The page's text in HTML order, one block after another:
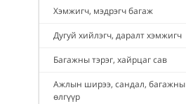
Хэмжигч, мэдрэгч багаж
Дугуй хийлэгч, даралт хэмжигч
Багажны тэрэг, хайрцаг сав
Ажлын ширээ, сандал, багажны
өлгүүр